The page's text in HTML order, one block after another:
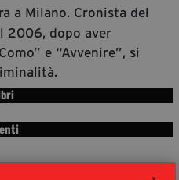
a Milano. Cronista del
2006, dopo aver
e “Avvenire”, si